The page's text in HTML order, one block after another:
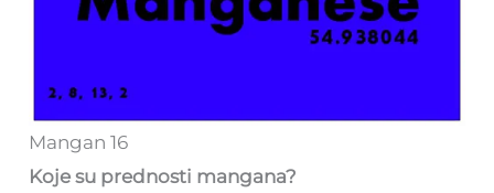
Mangan 16
Koje su prednosti mangana?